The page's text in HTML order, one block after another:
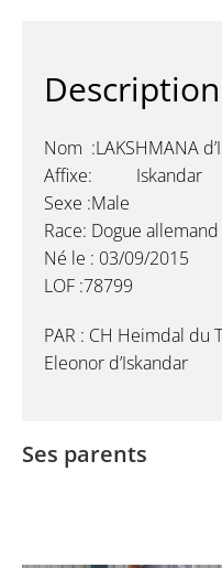
Description
Nom :LAKSHMANA
Affixe: Iskandar
Sexe :Male
Race: Dogue
Né le : 03/09/2015
LOF :78799
PAR : CH Heimdal du
Eleonor d’Iskandar
Ses parents